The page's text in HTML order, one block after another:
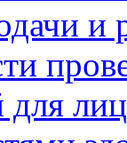
и
для